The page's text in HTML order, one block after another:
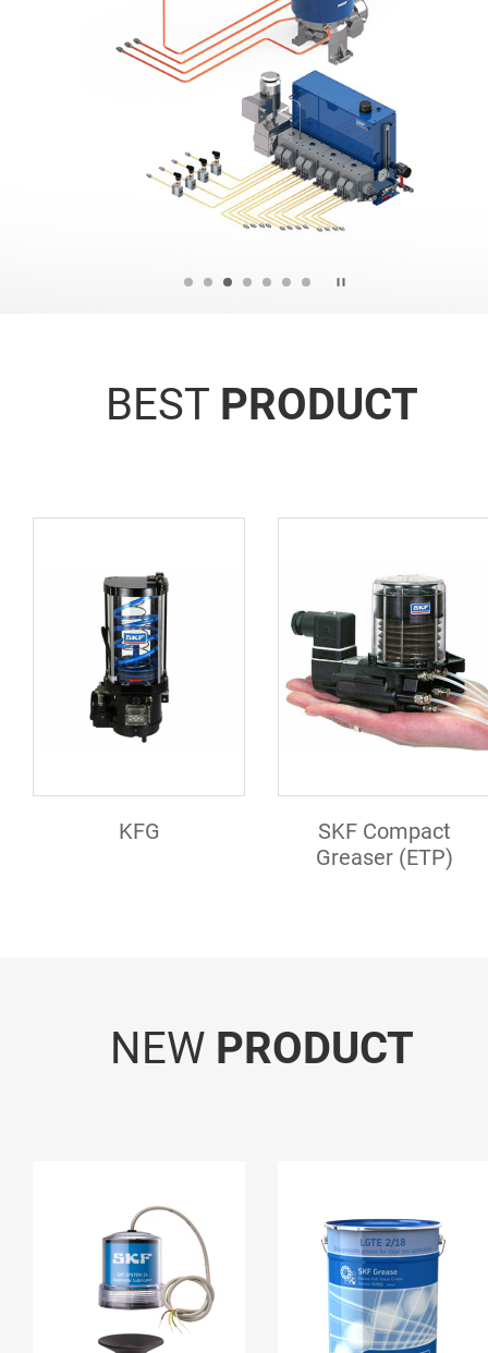
BEST PRODUCT
KFG
SKF Compact
Greaser (ETP)
NEW PRODUCT